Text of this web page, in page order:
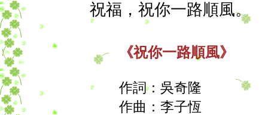
祝福，祝你一路順風。
《祝你一路順風》
作詞：吳奇隆
作曲：李子恆